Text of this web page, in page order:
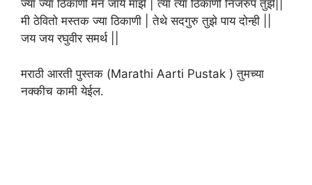
ज्या ज्या ठिकाणी मन जाये माझे | त्या त्या ठिकाणी निजरुप तुझे||
मी ठेवितो मस्तक ज्या ठिकाणी | तेथे सदगुरु तुझे पाय दोन्ही ||
जय जय रघुवीर समर्थ ||
मराठी आरती पुस्तक (Marathi Aarti Pustak ) तुमच्या
नक्कीच कामी येईल.